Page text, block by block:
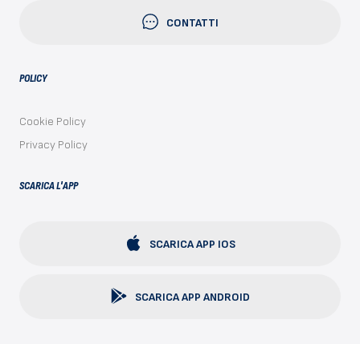
CONTATTI
POLICY
Cookie Policy
Privacy Policy
SCARICA L'APP
SCARICA APP IOS
SCARICA APP ANDROID